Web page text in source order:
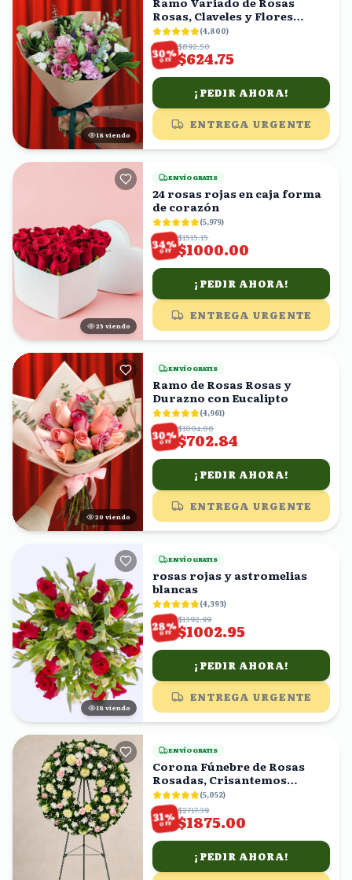
18 viendo
Rosas, Claveles y Flores
Mixtas con Eucalipto
(4,800)
30%
OFF
$892.50
$624.75
¡PEDIR AHORA!
ENTREGA URGENTE
24 viendo
ENVÍO GRATIS
24 rosas rojas en caja forma
de corazón
(5,979)
34%
OFF
$1515.15
$1000.00
¡PEDIR AHORA!
ENTREGA URGENTE
20 viendo
ENVÍO GRATIS
Ramo de Rosas Rosas y
Durazno con Eucalipto
(4,961)
30%
OFF
$1004.06
$702.84
¡PEDIR AHORA!
ENTREGA URGENTE
18 viendo
ENVÍO GRATIS
rosas rojas y astromelias
blancas
(4,393)
28%
OFF
$1392.99
$1002.95
¡PEDIR AHORA!
ENTREGA URGENTE
ENVÍO GRATIS
Corona Fúnebre de Rosas
Rosadas, Crisantemos
Amarillos y Follaje
(5,052)
31%
OFF
$2717.39
$1875.00
¡PEDIR AHORA!